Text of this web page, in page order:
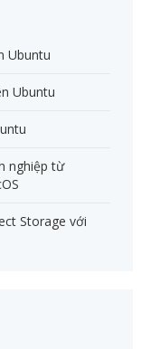
Ubuntu
Ubuntu
nghiệp từ
Storage với